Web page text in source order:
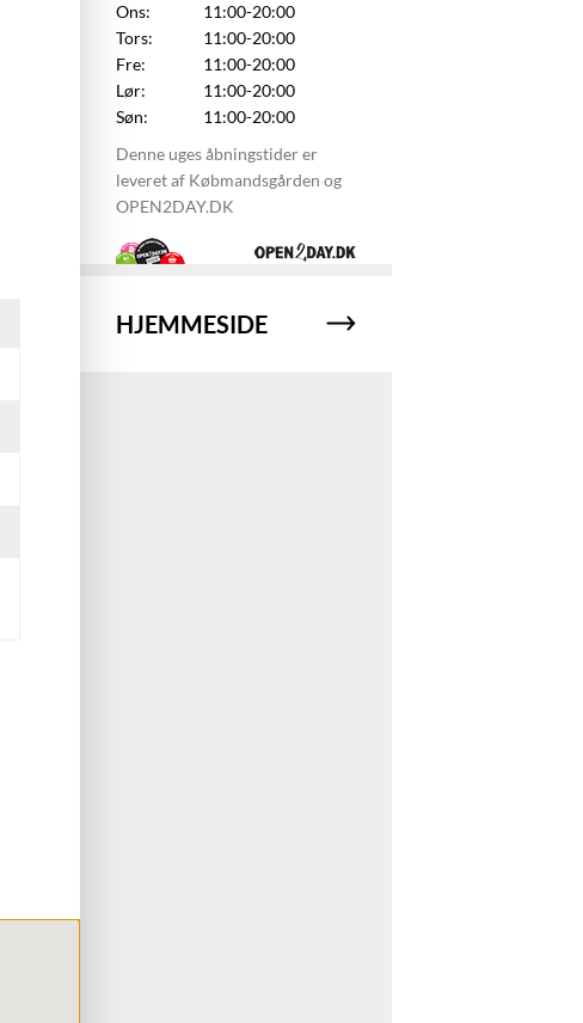
Ons:
11:00-20:00
Tors:
11:00-20:00
Fre:
11:00-20:00
Lør:
11:00-20:00
Søn:
11:00-20:00
Denne uges åbningstider er
leveret af Købmandsgården og
OPEN2DAY.DK
HJEMMESIDE